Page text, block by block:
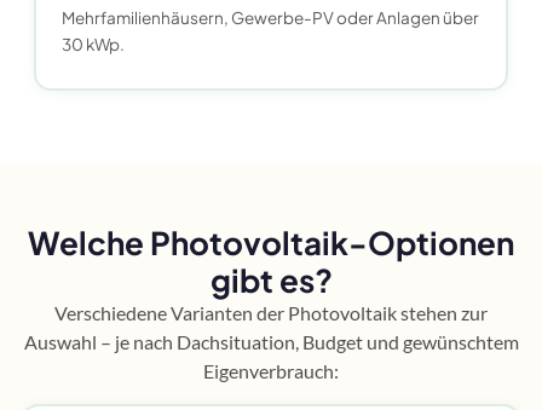
Mehrfamilienhäusern, Gewerbe-PV oder Anlagen über
30 kWp.
Welche Photovoltaik-Optionen
gibt es?
Verschiedene Varianten der Photovoltaik stehen zur
Auswahl – je nach Dachsituation, Budget und gewünschtem
Eigenverbrauch: